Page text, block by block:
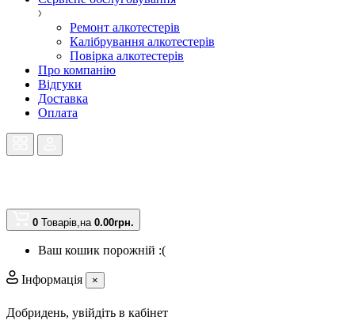
Ремонт алкотестерів
Калібрування алкотестерів
Повірка алкотестерів
Про компанію
Відгуки
Доставка
Оплата
0 Товарів,на 0.00грн.
Ваш кошик порожній :(
Інформація ×
Добридень, увійдіть в кабінет